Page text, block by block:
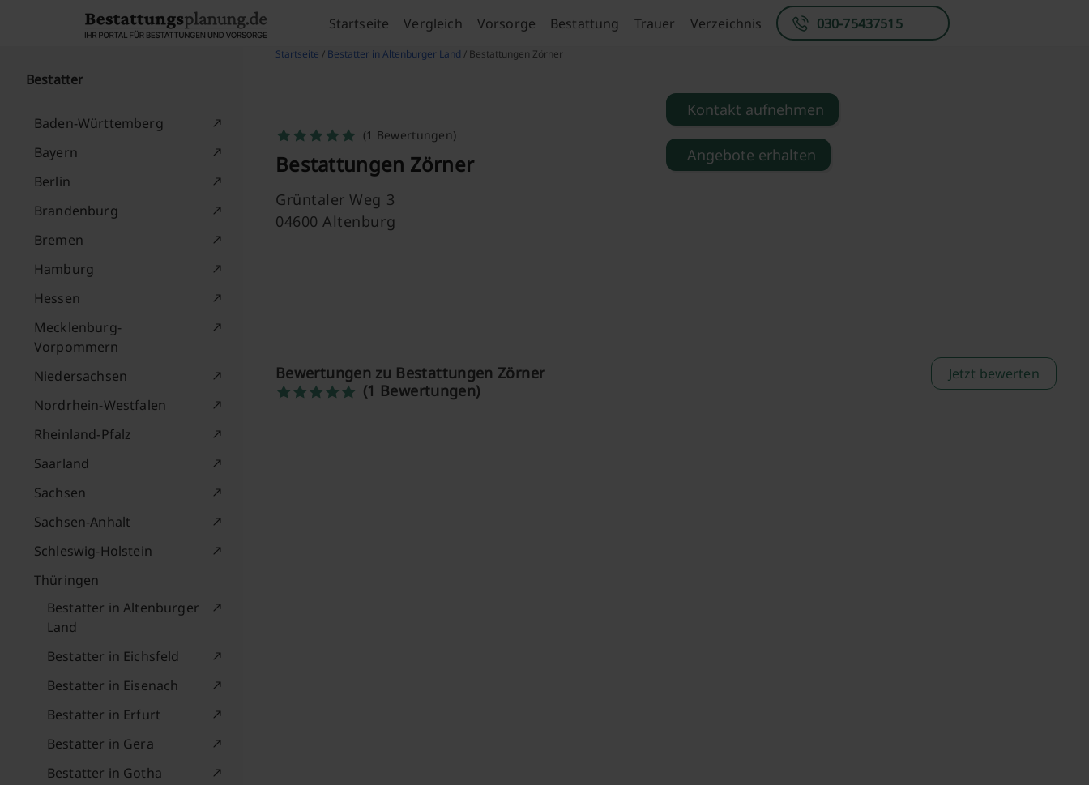
Startseite Vergleich Vorsorge Bestattung Trauer Verzeichnis 030-75437515
Bestatter
Baden-Württemberg
Bayern
Berlin
Brandenburg
Bremen
Hamburg
Hessen
Mecklenburg-
Vorpommern
Niedersachsen
Nordrhein-Westfalen
Rheinland-Pfalz
Saarland
Sachsen
Sachsen-Anhalt
Schleswig-Holstein
Thüringen
Bestatter in Altenburger
Land
Bestatter in Eichsfeld
Bestatter in Eisenach
Bestatter in Erfurt
Bestatter in Gera
Bestatter in Gotha
Startseite / Bestatter in Altenburger Land / Bestattungen Zörner
(1 Bewertungen)
Bestattungen Zörner
Grüntaler Weg 3
04600 Altenburg
Kontakt aufnehmen
Angebote erhalten
Bewertungen zu Bestattungen Zörner
(1 Bewertungen)
Jetzt bewerten